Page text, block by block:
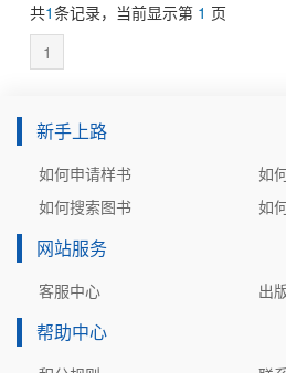
全性评估流程、国家商用密码标准算法
要点及高风险判定、密码应用方案评估
与测评方法等。本书不仅深入分析了商
用密码应用安全性评估的方法与实际应
共1条记录，当前显示第 1 页
1
新手上路
如何申请样书
如
如何搜索图书
如
网站服务
客服中心 出
帮助中心